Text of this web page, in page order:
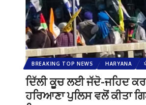
BREAKING TOP NEWS HARYANA
ਦਿੱਲੀ ਕੂੂਚ ਲਈ ਜੱਦੋ-ਜਹਿਦ ਕਰ
ਹਰਿਆਣਾ ਪੁਲਿਸ ਵਲੋਂ ਕੀਤਾ